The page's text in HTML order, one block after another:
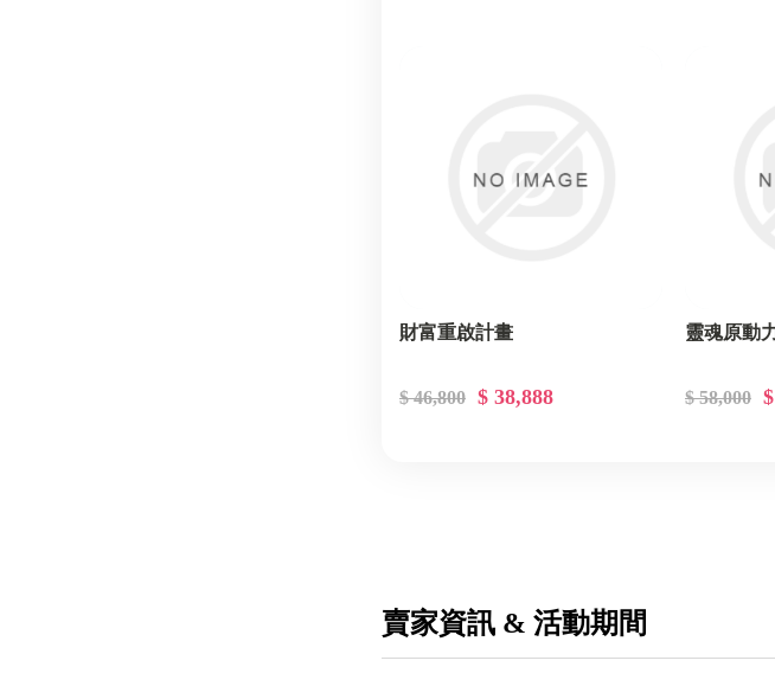
財富重啟計畫
$ 46,800 $ 38,888
靈魂原動
$ 58,000
賣家資訊 & 活動期間